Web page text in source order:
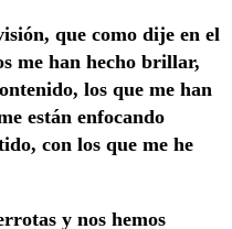
que como dije en el
me han hecho brillar,
los que me han
están enfocando
con los que me he
y nos hemos